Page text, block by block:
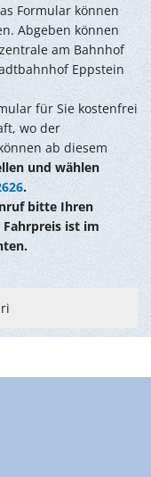
Formular können
Abgeben können
am Bahnhof
Eppstein
für Sie kostenfrei
wo der
ab diesem
und wählen
.
bitte Ihren
ist im